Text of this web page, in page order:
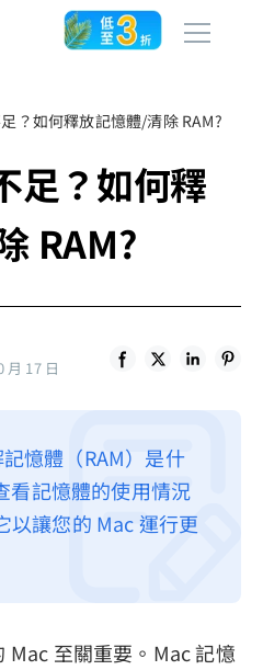
？如何釋放記憶體/清除 RAM?
足？如何釋
RAM?
月 17 日
憶體（RAM）是什
看記憶體的使用情況
以讓您的 Mac 運行更
Mac 至關重要。Mac 記憶